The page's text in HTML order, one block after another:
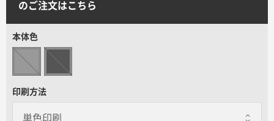
ご注文の流れ
お見積書の作成方法
データ入稿ガイド
のご注文はこちら
本体色
印刷方法